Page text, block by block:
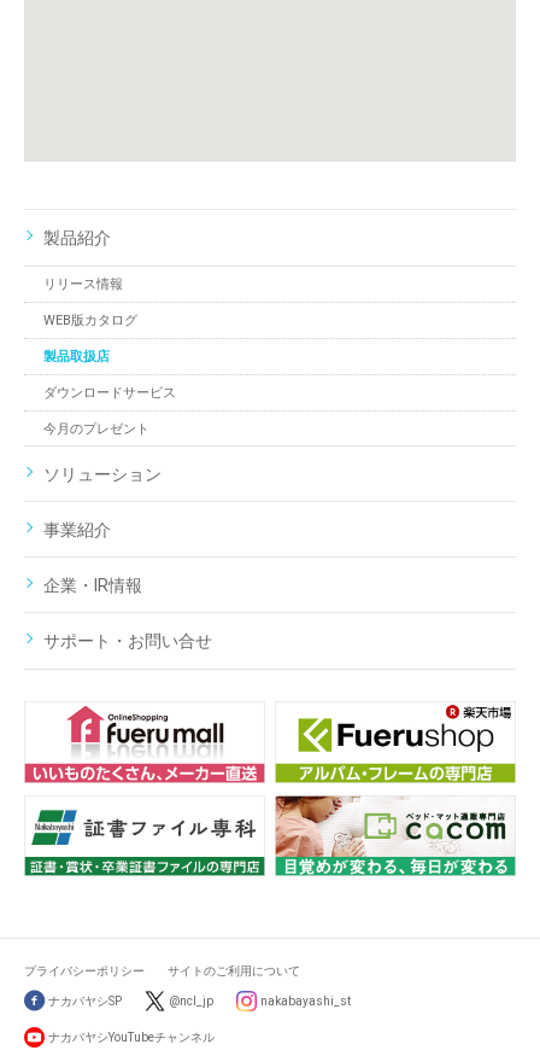
製品紹介
リリース情報
WEB版カタログ
製品取扱店
ダウンロードサービス
今月のプレゼント
ソリューション
事業紹介
企業・IR情報
サポート・お問い合せ
プライバシーポリシー サイトのご利用について
ナカバヤシSP @ncl_jp nakabayashi_st
ナカバヤシYouTubeチャンネル